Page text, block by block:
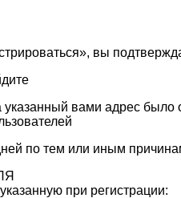
вы
вами адрес было
по тем или иным
при регистрации: